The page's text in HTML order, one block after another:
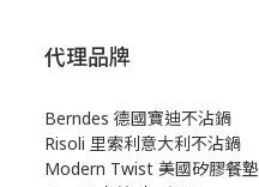
代理品牌
Berndes 德國寶迪不沾鍋
Risoli 里索利意大利不沾鍋
Modern Twist 美國矽膠餐墊